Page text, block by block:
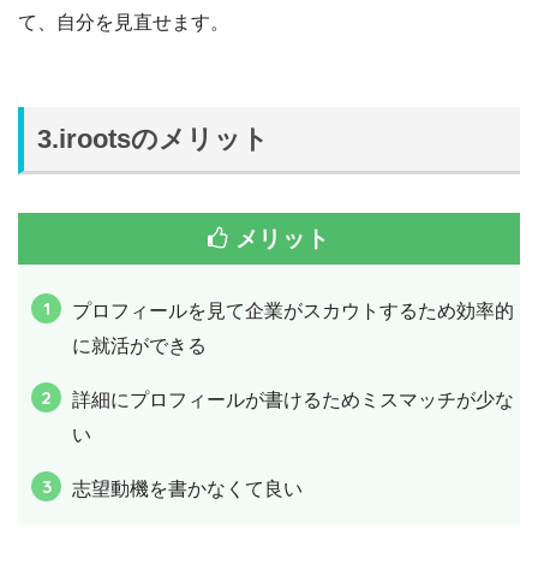
て、自分を見直せます。
3.irootsのメリット
メリット
プロフィールを見て企業がスカウトするため効率的
に就活ができる
詳細にプロフィールが書けるためミスマッチが少な
い
志望動機を書かなくて良い